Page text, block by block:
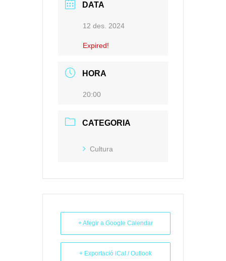
DATA
12 des. 2024
Expired!
HORA
20:00
CATEGORIA
Cultura
+ Afegir a Google Calendar
+ Exportació iCal / Outlook